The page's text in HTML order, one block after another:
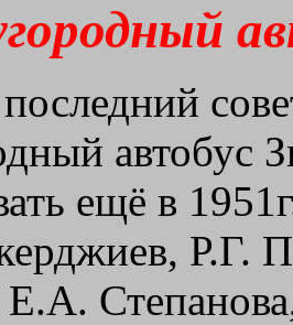
автобус
ещё в
Р.Г.